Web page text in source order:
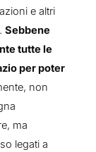
e altri
Sebbene
tutte le
per poter
non
ma
legati a